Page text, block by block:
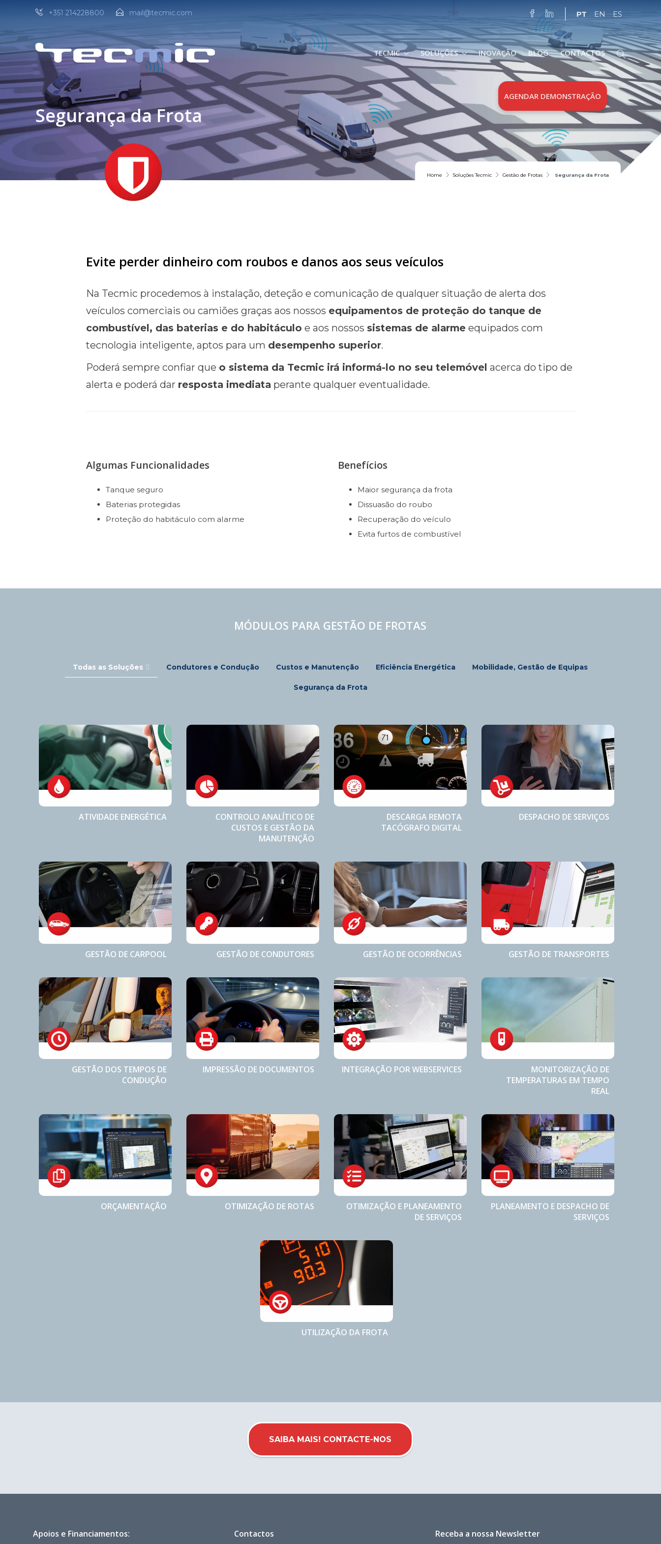
+351 214228800 mail@tecmic.com PT EN ES
TECMIC SOLUÇÕES INOVAÇÃO BLOG CONTACTOS
AGENDAR DEMONSTRAÇÃO
Segurança da Frota
Home Soluções Tecmic Gestão de Frotas Segurança da Frota
Evite perder dinheiro com roubos e danos aos seus veículos
Na Tecmic procedemos à instalação, deteção e comunicação de qualquer situação de alerta dos
veículos comerciais ou camiões graças aos nossos equipamentos de proteção do tanque de
combustível, das baterias e do habitáculo e aos nossos sistemas de alarme equipados com
tecnologia inteligente, aptos para um desempenho superior.
Poderá sempre confiar que o sistema da Tecmic irá informá-lo no seu telemóvel acerca do tipo de
alerta e poderá dar resposta imediataperante qualquer eventualidade.
Algumas Funcionalidades
Tanque seguro
Baterias protegidas
Proteção do habitáculo com alarme
Benefícios
Maior segurança da frota
Dissuasão do roubo
Recuperação do veículo
Evita furtos de combustível
MÓDULOS PARA GESTÃO DE FROTAS
Todas as Soluções Condutores e Condução Custos e Manutenção Eficiência Energética Mobilidade, Gestão de Equipas
Segurança da Frota
ATIVIDADE ENERGÉTICA
CONTROLO ANALÍTICO DE
CUSTOS E GESTÃO DA
MANUTENÇÃO
DESCARGA REMOTA
TACÓGRAFO DIGITAL
DESPACHO DE SERVIÇOS
GESTÃO DE CARPOOL GESTÃO DE CONDUTORES GESTÃO DE OCORRÊNCIAS GESTÃO DE TRANSPORTES
GESTÃO DOS TEMPOS DE
CONDUÇÃO
IMPRESSÃO DE DOCUMENTOS INTEGRAÇÃO POR WEBSERVICES
MONITORIZAÇÃO DE
TEMPERATURAS EM TEMPO
REAL
ORÇAMENTAÇÃO OTIMIZAÇÃO DE ROTAS
OTIMIZAÇÃO E PLANEAMENTO
DE SERVIÇOS
PLANEAMENTO E DESPACHO DE
SERVIÇOS
UTILIZAÇÃO DA FROTA
SAIBA MAIS! CONTACTE-NOS
Apoios e Financiamentos: Contactos Receba a nossa Newsletter